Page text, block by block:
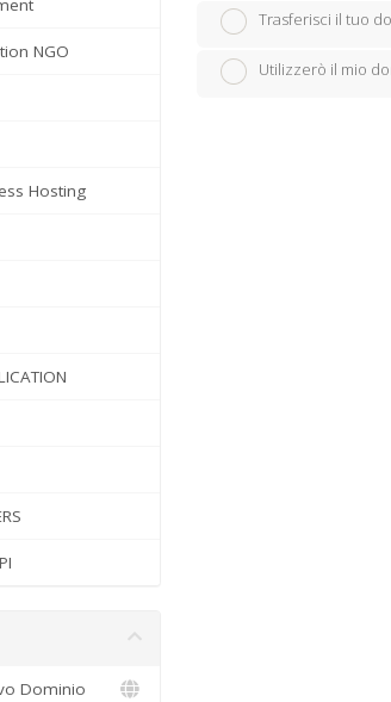
NGO
Hosting
Dominio
Trasferisci il tuo
Utilizzerò il mio